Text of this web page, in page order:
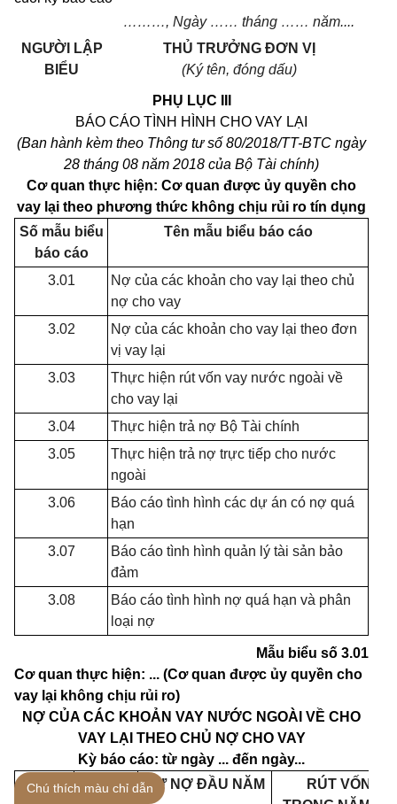
………, Ngày…… tháng …… năm....
NGƯỜI LẬP
BIỂU
THỦ TRƯỞNG ĐƠN VỊ
(Ký tên, đóng dấu)
PHỤ LỤC III
BÁO CÁO TÌNH HÌNH CHO VAY LẠI
(Ban hành kèm theo Thông tư số 80/2018/TT-BTC ngày
28 tháng 08 năm 2018 của Bộ Tài chính)
Cơquan thực hiện: Cơ quan được ủy quyền cho
vay lại theo phương thức không chịu rủi ro tín dụng
Sốmẫu biểu
báo cáo
Tên mẫu biểu báo cáo
3.01
Nợ của các khoản cho vay lại theo chủ
nợ cho vay
3.02
Nợ của các khoản cho vay lại theo đơn
vị vay lại
3.03
Thực hiện rút vốn vay nước ngoài về
cho vay lại
3.04
Thực hiện trả nợ Bộ Tài chính
3.05
Thực hiện trả nợ trực tiếp cho nước
ngoài
3.06
Báo cáo tình hình các dự án có nợ quá
hạn
3.07
Báo cáo tình hình quản lý tài sản bảo
đảm
3.08
Báo cáo tình hình nợ quá hạn và phân
loại nợ
Mẫu biểu số 3.01
Cơ quan thực hiện: ... (Cơ quan được ủy quyền cho
vay lại không chịu rủi ro)
NỢ CỦA CÁC KHOẢN VAY NƯỚC NGOÀI VỀ CHO
VAY LẠI THEO CHỦ NỢ CHO VAY
Kỳ báo cáo: từ ngày ... đến ngày...
A
Loại tiền DƯ NỢ ĐẦU NĂM
RÚT VỐN
Chú thích màu chỉ dẫn